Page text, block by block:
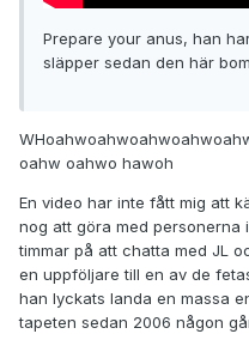
Prepare your anus, han
släpper sedan den här
oahw oahwo hawoh
En video har inte fått mig att
nog att göra med personerna
timmar på att chatta med JL
en uppföljare till en av de
han lyckats landa en massa
tapeten sedan 2006 någon